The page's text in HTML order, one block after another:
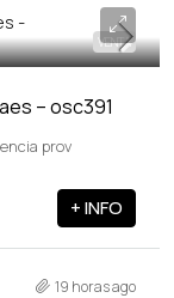
VENTA
– osc391
prov
+ INFO
19 horas ago